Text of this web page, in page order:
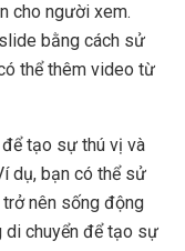
cho người xem.
bằng cách sử
thể thêm video từ
tạo sự thú vị và
dụ, bạn có thể sử
nên sống động
di chuyển để tạo sự